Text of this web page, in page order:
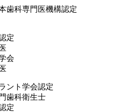
歯科専門医機構認定
定
会
ント学会認定
歯科衛生士
定